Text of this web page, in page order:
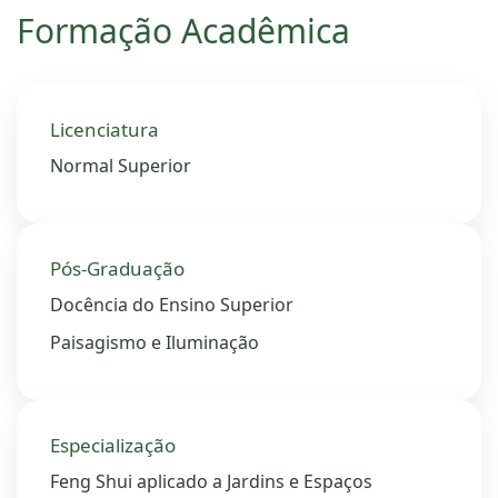
Formação Acadêmica
Licenciatura
Normal Superior
Pós-Graduação
Docência do Ensino Superior
Paisagismo e Iluminação
Especialização
Feng Shui aplicado a Jardins e Espaços